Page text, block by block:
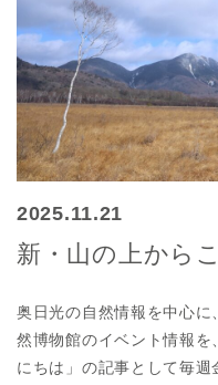
2025.11.21
新・山の上から
奥日光の自然情報を中心に
然博物館のイベント情報
にちは」の記事として毎週